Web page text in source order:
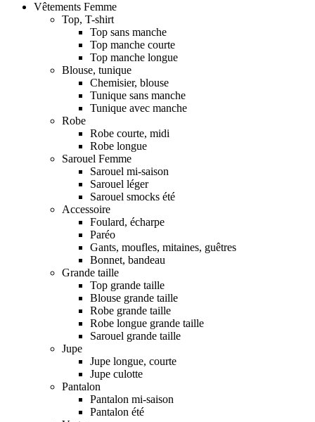
Vêtements Femme
Top, T-shirt
Top sans manche
Top manche courte
Top manche longue
Blouse, tunique
Chemisier, blouse
Tunique sans manche
Tunique avec manche
Robe
Robe courte, midi
Robe longue
Sarouel Femme
Sarouel mi-saison
Sarouel léger
Sarouel smocks été
Accessoire
Foulard, écharpe
Paréo
Gants, moufles, mitaines, guêtres
Bonnet, bandeau
Grande taille
Top grande taille
Blouse grande taille
Robe grande taille
Robe longue grande taille
Sarouel grande taille
Jupe
Jupe longue, courte
Jupe culotte
Pantalon
Pantalon mi-saison
Pantalon été